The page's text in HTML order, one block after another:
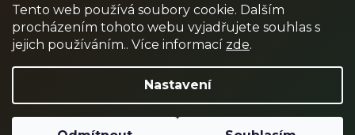
Tento web používá soubory cookie. Dalším
procházením tohoto webu vyjadřujete souhlas s
jejich používáním.. Více informací zde.
Nastavení
RPR GAMES PAINTBALL JUNIOR PAINTBALL